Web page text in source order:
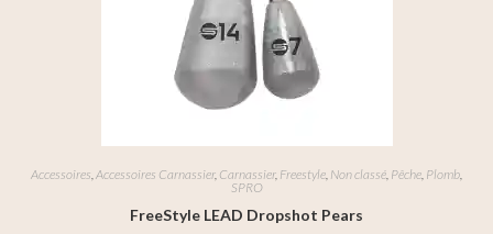
Accessoires,Accessoires Carnassier, Carnassier, Freestyle, Non classé, Pêche, Plomb,
SPRO
FreeStyle LEAD Dropshot Pears